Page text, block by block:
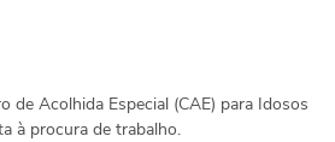
de Acolhida Especial (CAE) para Idosos
à procura de trabalho.